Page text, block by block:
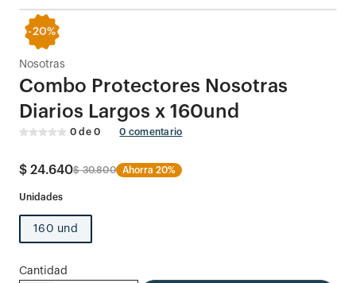
-20%
Nosotras
Combo Protectores Nosotras
Diarios Largos x 160und
0 de0 0 comentario
$ 24.640$ 30.800 Ahorra 20%
160 und
Cantidad